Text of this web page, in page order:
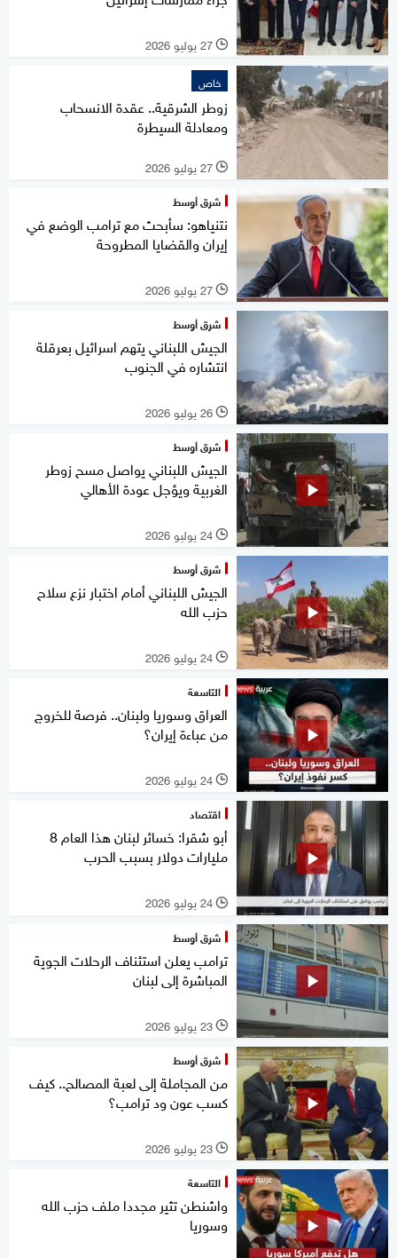
l 27 يوليو 2026
خاص
زوطر الشرقية.. عقدة الانسحاب
ومعادلة السيطرة
l 27 يوليو 2026
شرق أوسط
نتنياهو: سأبحث مع ترامب الوضع في
إيران والقضايا المطروحة
l 27 يوليو 2026
شرق أوسط
الجيش اللبناني يتهم اسرائيل بعرقلة
انتشاره في الجنوب
l 26 يوليو 2026
شرق أوسط
الجيش اللبناني يواصل مسح زوطر
الغربية ويؤجل عودة الأهالي
l 24 يوليو 2026
شرق أوسط
الجيش اللبناني أمام اختبار نزع سلاح
حزب الله
l 24 يوليو 2026
التاسعة
العراق وسوريا ولبنان.. فرصة للخروج
من عباءة إيران؟
l 24 يوليو 2026
اقتصاد
أبو شقرا: خسائر لبنان هذا العام 8
مليارات دولار بسبب الحرب
l 24 يوليو 2026
شرق أوسط
ترامب يعلن استئناف الرحلات الجوية
المباشرة إلى لبنان
l 23 يوليو 2026
شرق أوسط
من المجاملة إلى لعبة المصالح.. كيف
كسب عون ود ترامب؟
l 23 يوليو 2026
التاسعة
واشنطن تثير مجددا ملف حزب الله
وسوريا